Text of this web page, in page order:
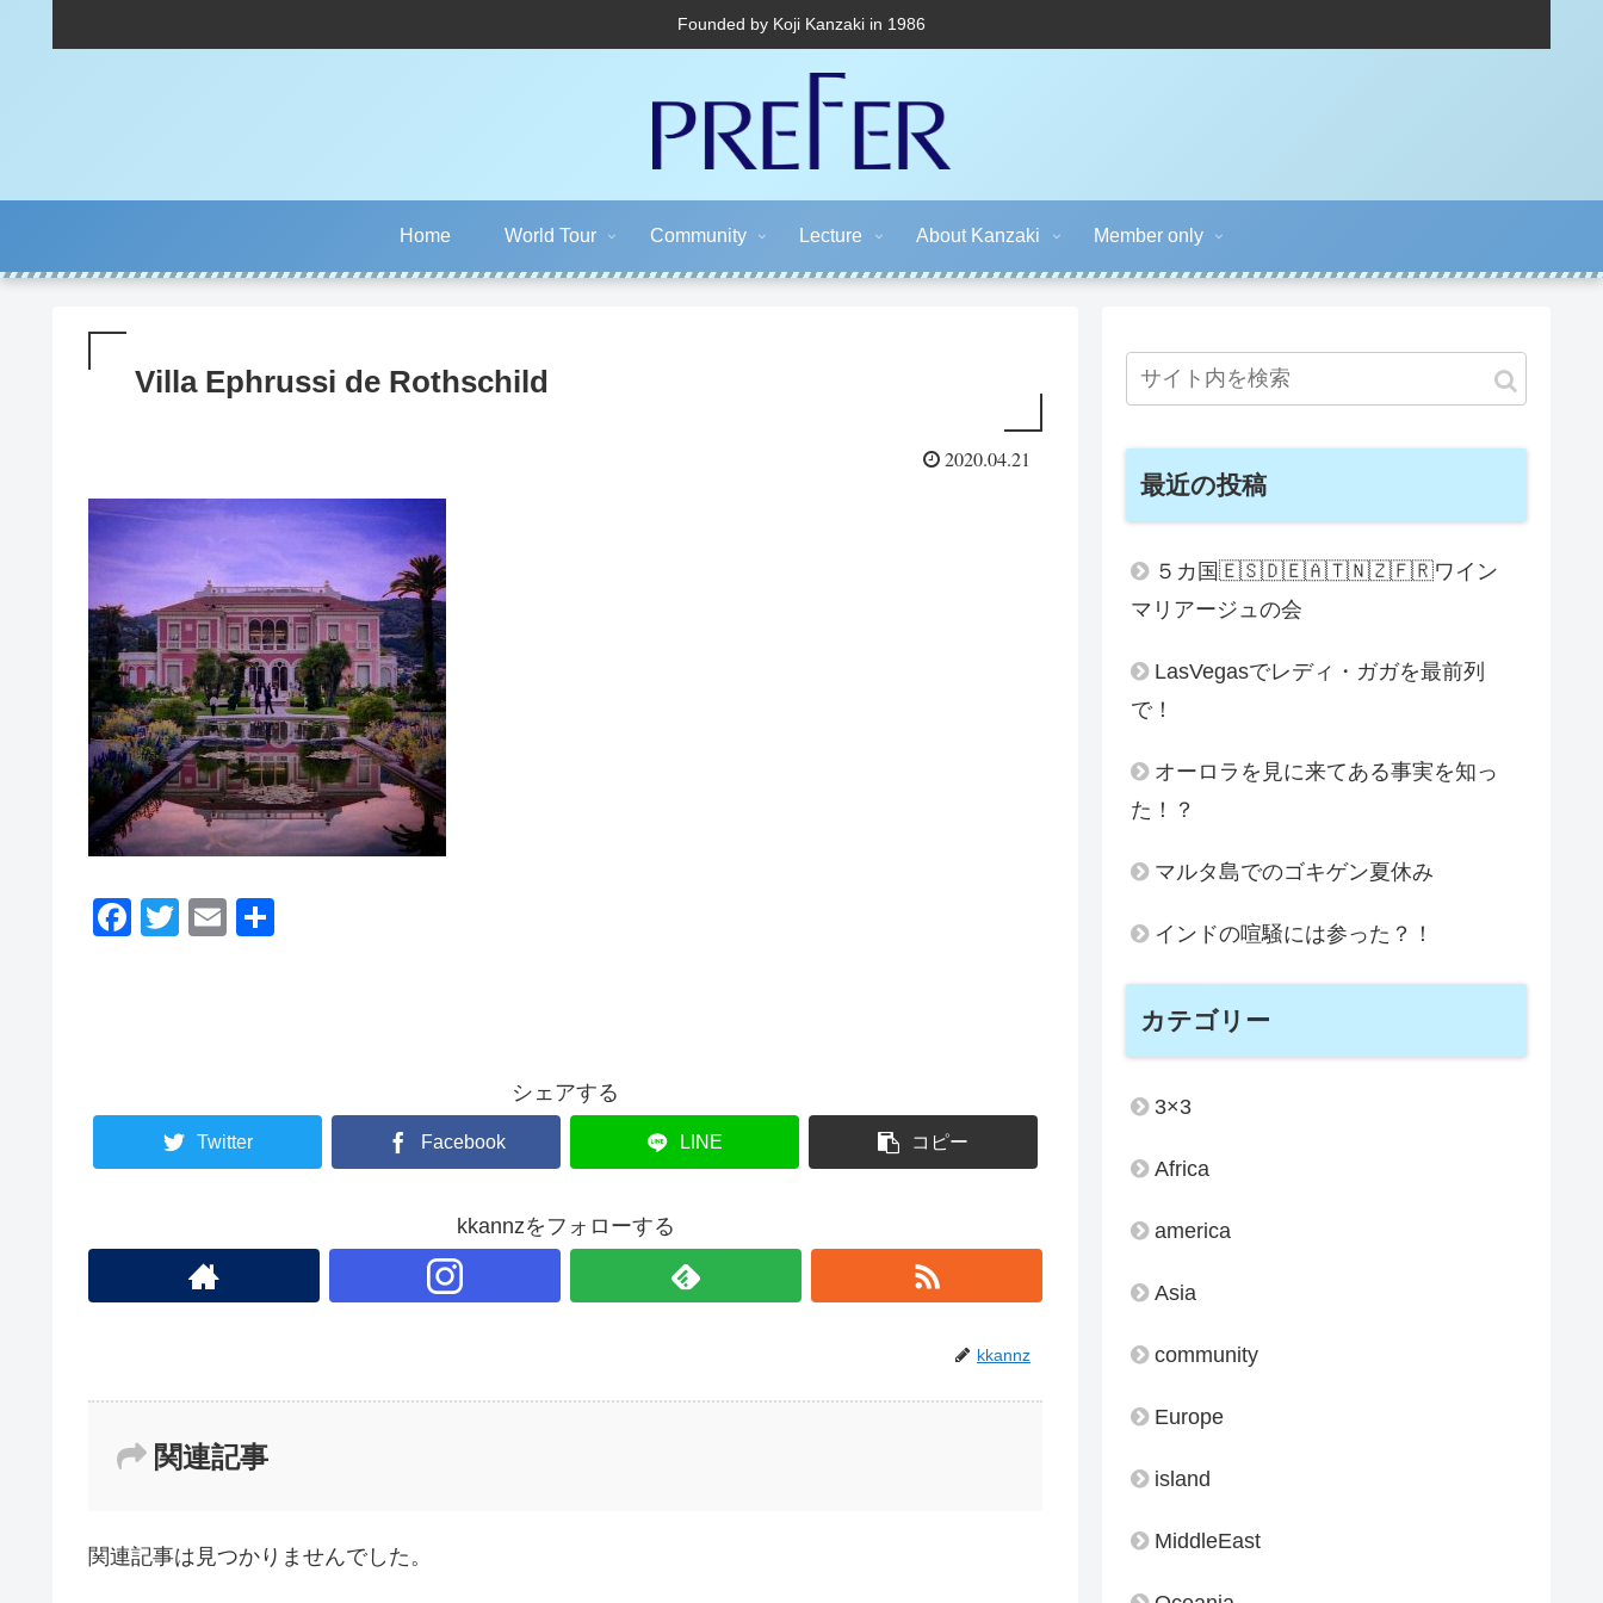
Founded by Koji Kanzaki in 1986
Home World Tour Community Lecture About Kanzaki Member only
Villa Ephrussi de Rothschild
2020.04.21
F
o
T
E
シェアする
Twitter Facebook LINE コピー
kkannzをフォローする
kkannz
関連記事
関連記事は見つかりませんでした。
最近の投稿
５カ国🇪🇸🇩🇪🇦🇹🇳🇿🇫🇷ワイン
マリアージュの会
LasVegasでレディ・ガガを最前列
で！
オーロラを見に来てある事実を知っ
た！？
マルタ島でのゴキゲン夏休み
インドの喧騒には参った？！
カテゴリー
3×3
Africa
america
Asia
community
Europe
island
MiddleEast